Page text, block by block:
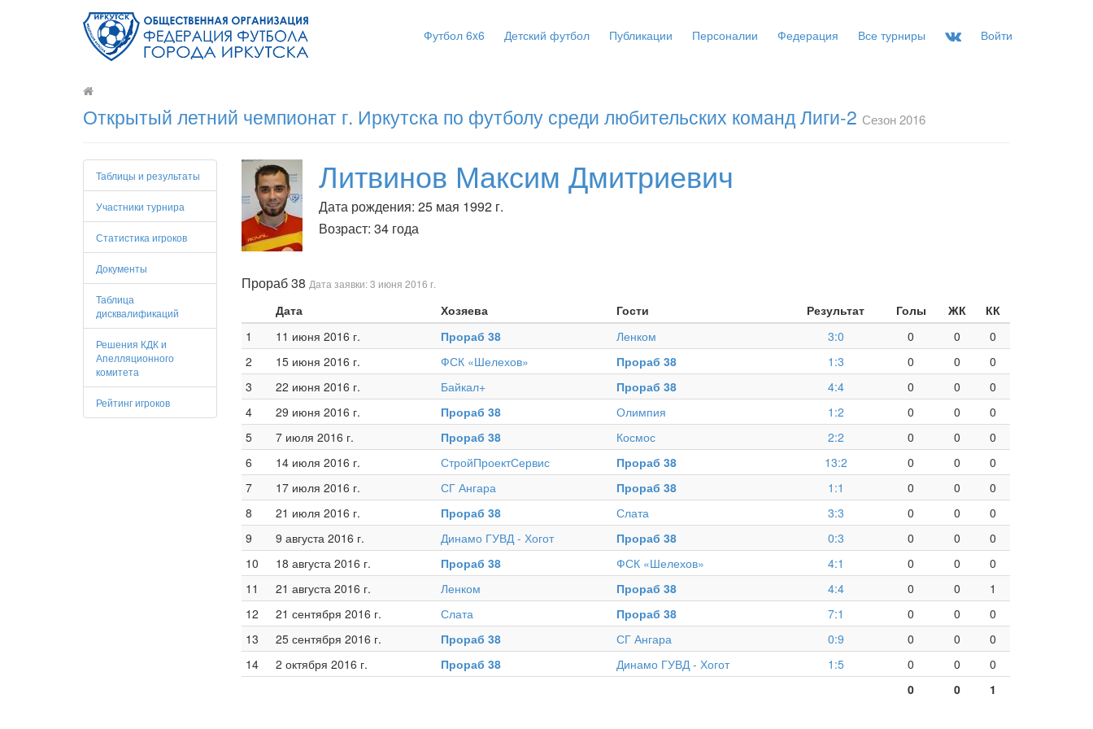
Футбол 6x6 Детский футбол Публикации Персоналии Федерация Все турниры Войти
Открытый летний чемпионат г. Иркутска по футболу среди любительских команд Лиги-2 Сезон 2016
Таблицы и результаты
Участники турнира
Статистика игроков
Документы
Таблица
дисквалификаций
Решения КДК и
Апелляционного
комитета
Рейтинг игроков
Литвинов Максим Дмитриевич
Дата рождения: 25 мая 1992 г.
Возраст: 34 года
Прораб 38 Дата заявки: 3 июня 2016 г.
Дата Хозяева Гости Результат Голы ЖК
КК
1
11 июня 2016 г. Прораб 38 Ленком 3:0 0 0
0
2
15 июня 2016 г. ФСК «Шелехов» Прораб 38 1:3 0 0
0
3
22 июня 2016 г. Байкал+ Прораб 38 4:4 0 0
0
4
29 июня 2016 г. Прораб 38 Олимпия 1:2 0 0
0
5
7 июля 2016 г. Прораб 38 Космос 2:2 0 0
0
6
14 июля 2016 г. СтройПроектСервис Прораб 38 13:2 0 0
0
7
17 июля 2016 г. СГ Ангара Прораб 38 1:1 0 0
0
8
21 июля 2016 г. Прораб 38 Слата 3:3 0 0
0
9
9 августа 2016 г. Динамо ГУВД - Хогот Прораб 38 0:3 0 0
0
10
18 августа 2016 г. Прораб 38 ФСК «Шелехов» 4:1 0 0
0
11
21 августа 2016 г. Ленком Прораб 38 4:4 0 0
1
12
21 сентября 2016 г. Слата Прораб 38 7:1 0 0
0
13
25 сентября 2016 г. Прораб 38 СГ Ангара 0:9 0 0
0
14
2 октября 2016 г. Прораб 38 Динамо ГУВД - Хогот 1:5 0 0
0
0
0 1